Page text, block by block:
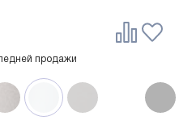
продажи